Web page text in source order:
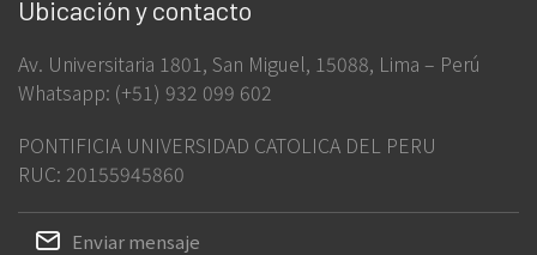
Ubicación y contacto
Av. Universitaria 1801, San Miguel, 15088, Lima – Perú
Whatsapp: (+51) 932 099 602
PONTIFICIA UNIVERSIDAD CATOLICA DEL PERU
RUC: 20155945860
Enviar mensaje